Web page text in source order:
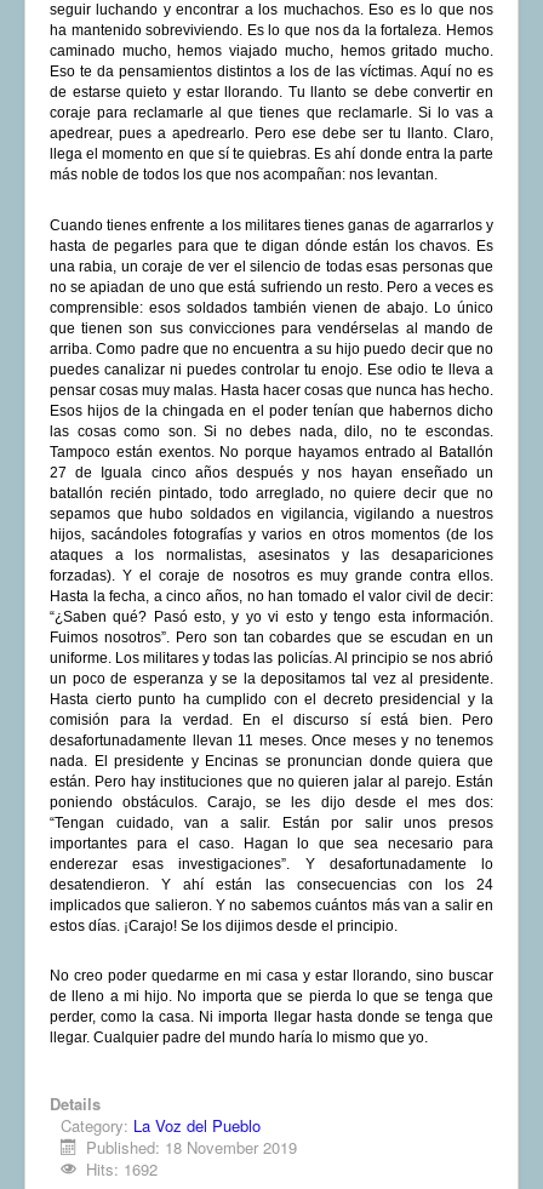
seguir luchando y encontrar a los muchachos. Eso es lo que nos
ha mantenido sobreviviendo. Es lo que nos da la fortaleza. Hemos
caminado mucho, hemos viajado mucho, hemos gritado mucho.
Eso te da pensamientos distintos a los de las víctimas. Aquí no es
de estarse quieto y estar llorando. Tu llanto se debe convertir en
coraje para reclamarle al que tienes que reclamarle. Si lo vas a
apedrear, pues a apedrearlo. Pero ese debe ser tu llanto. Claro,
llega el momento en que sí te quiebras. Es ahí donde entra la parte
más noble de todos los que nos acompañan: nos levantan.
Cuando tienes enfrente a los militares tienes ganas de agarrarlos y
hasta de pegarles para que te digan dónde están los chavos. Es
una rabia, un coraje de ver el silencio de todas esas personas que
no se apiadan de uno que está sufriendo un resto. Pero a veces es
comprensible: esos soldados también vienen de abajo. Lo único
que tienen son sus convicciones para vendérselas al mando de
arriba. Como padre que no encuentra a su hijo puedo decir que no
puedes canalizar ni puedes controlar tu enojo. Ese odio te lleva a
pensar cosas muy malas. Hasta hacer cosas que nunca has hecho.
Esos hijos de la chingada en el poder tenían que habernos dicho
las cosas como son. Si no debes nada, dilo, no te escondas.
Tampoco están exentos. No porque hayamos entrado al Batallón
27 de Iguala cinco años después y nos hayan enseñado un
batallón recién pintado, todo arreglado, no quiere decir que no
sepamos que hubo soldados en vigilancia, vigilando a nuestros
hijos, sacándoles fotografías y varios en otros momentos (de los
ataques a los normalistas, asesinatos y las desapariciones
forzadas). Y el coraje de nosotros es muy grande contra ellos.
Hasta la fecha, a cinco años, no han tomado el valor civil de decir:
“¿Saben qué? Pasó esto, y yo vi esto y tengo esta información.
Fuimos nosotros”. Pero son tan cobardes que se escudan en un
uniforme. Los militares y todas las policías. Al principio se nos abrió
un poco de esperanza y se la depositamos tal vez al presidente.
Hasta cierto punto ha cumplido con el decreto presidencial y la
comisión para la verdad. En el discurso sí está bien. Pero
desafortunadamente llevan 11 meses. Once meses y no tenemos
nada. El presidente y Encinas se pronuncian donde quiera que
están. Pero hay instituciones que no quieren jalar al parejo. Están
poniendo obstáculos. Carajo, se les dijo desde el mes dos:
“Tengan cuidado, van a salir. Están por salir unos presos
importantes para el caso. Hagan lo que sea necesario para
enderezar esas investigaciones”. Y desafortunadamente lo
desatendieron. Y ahí están las consecuencias con los 24
implicados que salieron. Y no sabemos cuántos más van a salir en
estos días. ¡Carajo! Se los dijimos desde el principio.
No creo poder quedarme en mi casa y estar llorando, sino buscar
de lleno a mi hijo. No importa que se pierda lo que se tenga que
perder, como la casa. Ni importa llegar hasta donde se tenga que
llegar. Cualquier padre del mundo haría lo mismo que yo.
Details
Category: La Voz del Pueblo
Published: 18 November 2019
Hits: 1692